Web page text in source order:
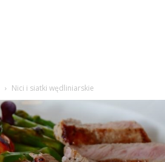
Nici i siatki wędliniarskie